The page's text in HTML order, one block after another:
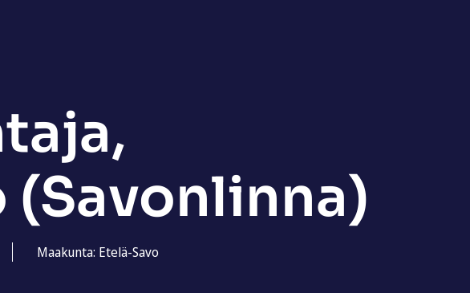
Maakunta: Etelä-Savo